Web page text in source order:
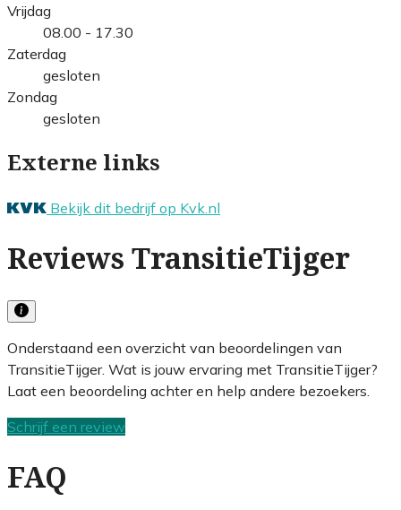
Vrijdag
08.00 - 17.30
Zaterdag
gesloten
Zondag
gesloten
Externe links
Bekijk dit bedrijf op Kvk.nl
Reviews TransitieTijger
Onderstaand een overzicht van beoordelingen van
TransitieTijger. Wat is jouw ervaring met TransitieTijger?
Laat een beoordeling achter en help andere bezoekers.
Schrijf een review
FAQ